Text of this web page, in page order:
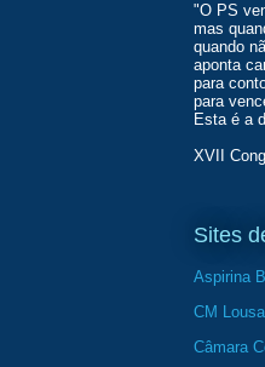
"O PS
mas
quando
aponta
para
para
Esta é a
XVII
Sites
Aspirina B
CM
Câmara